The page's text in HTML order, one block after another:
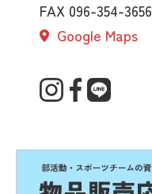
FAX 096-354-3656
Google Maps